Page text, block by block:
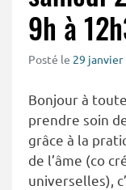
9h à
Posté le 29 janvier
Bonjour à
prendre soin
grâce à la
de l’âme (co
universelles),